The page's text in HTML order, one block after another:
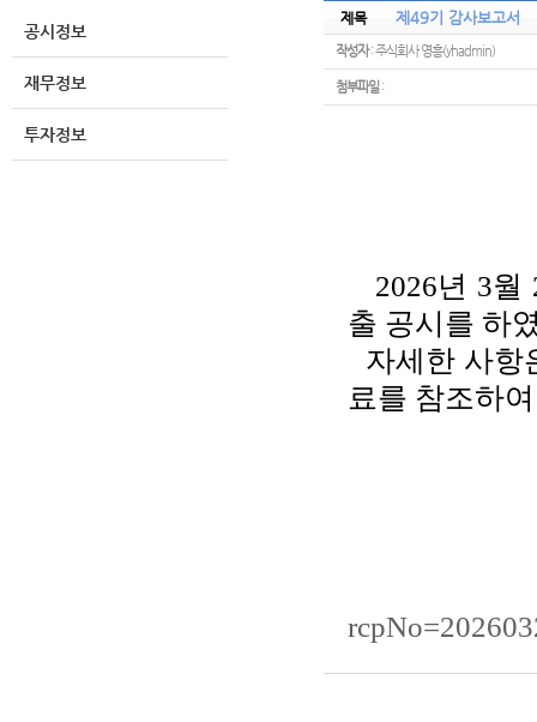
공시정보
재무정보
투자정보
제목 제49기 감사보고서
작성자: 주식회사 영흥(yhadmin)
첨부파일:
2026년 3월
출 공시를 하
자세한 사항
료를 참조하